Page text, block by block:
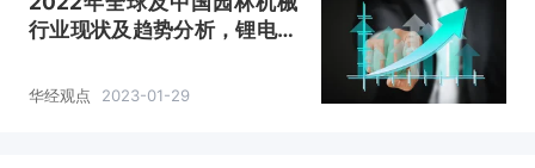
行业现状及趋势分析，锂电快
华经观点 2023-01-29